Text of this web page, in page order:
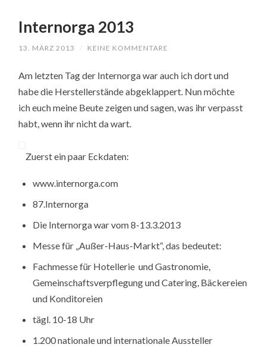
Internorga 2013
13. MÄRZ 2013 / KEINE KOMMENTARE
Am letzten Tag der Internorga war auch ich dort und
habe die Herstellerstände abgeklappert. Nun möchte
ich euch meine Beute zeigen und sagen, was ihr verpasst
habt, wenn ihr nicht da wart.
Zuerst ein paar Eckdaten:
www.internorga.com
87.Internorga
Die Internorga war vom 8-13.3.2013
Messe für „Außer-Haus-Markt“, das bedeutet:
Fachmesse für Hotellerie und Gastronomie,
Gemeinschaftsverpflegung und Catering, Bäckereien
und Konditoreien
tägl. 10-18 Uhr
1.200 nationale und internationale Aussteller